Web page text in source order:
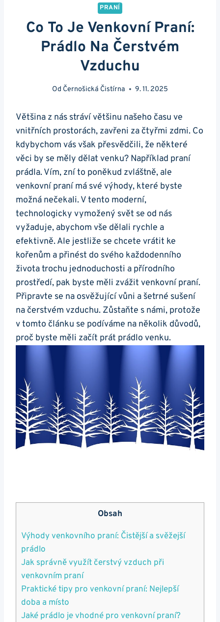
PRANÍ
Co To Je Venkovní Praní:
Prádlo Na Čerstvém
Vzduchu
Od Černošická Čistírna 9. 11. 2025
Většina z nás stráví většinu našeho času ve⁤
vnitřních prostorách, zavřeni za čtyřmi ​zdmi. Co⁤
kdybychom vás však přesvědčili,⁤ že ‌některé
věci by ​se ‍měly dělat venku? Například praní
prádla. ⁤Vím, zní to poněkud ⁢zvláštně, ale
venkovní praní má své výhody, které byste
možná nečekali. V tento moderní,
technologicky vymožený svět se od nás
vyžaduje, abychom​ vše dělali rychle a
efektivně. ​Ale jestliže se chcete vrátit ke
kořenům a přinést do svého každodenního
života ⁢trochu jednoduchosti a přírodního
⁣prostředí,⁣ pak byste měli zvážit venkovní praní.
Připravte se​ na osvěžující vůni a šetrné⁢ sušení
na ⁤čerstvém vzduchu. Zůstaňte s námi, protože⁤
v tomto článku⁢ se podíváme na několik důvodů,
proč byste měli začít prát prádlo venku.
Obsah
Výhody venkovního praní: Čistější a ⁣svěžejší
prádlo
Jak správně využít čerstvý vzduch při
venkovním praní
Praktické tipy pro venkovní praní: Nejlepší
doba a místo
Jaké prádlo je vhodné pro‌ venkovní praní?